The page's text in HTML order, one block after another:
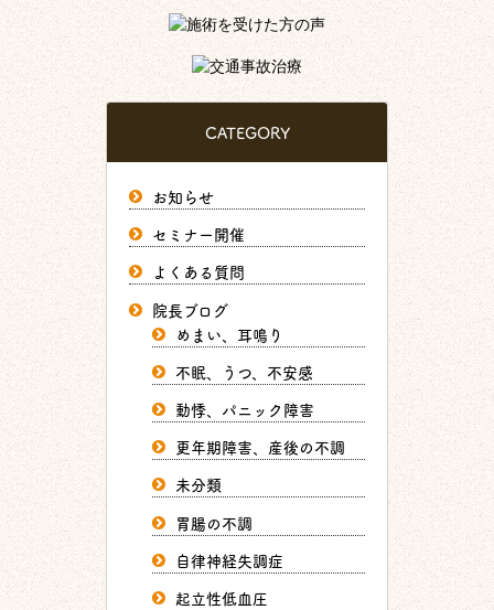
CATEGORY
お知らせ
セミナー開催
よくある質問
院長ブログ
めまい、耳鳴り
不眠、うつ、不安感
動悸、パニック障害
更年期障害、産後の不調
未分類
胃腸の不調
自律神経失調症
起立性低血圧